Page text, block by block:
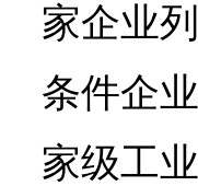
家企业
条件企
家级工